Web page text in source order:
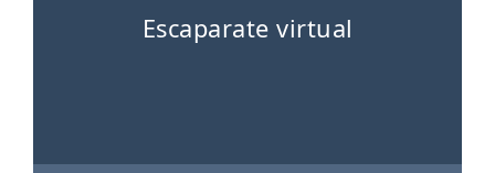
Escaparate virtual